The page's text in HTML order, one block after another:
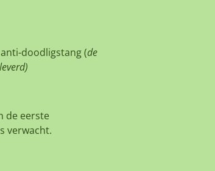
doodligstang (de
de eerste
verwacht.